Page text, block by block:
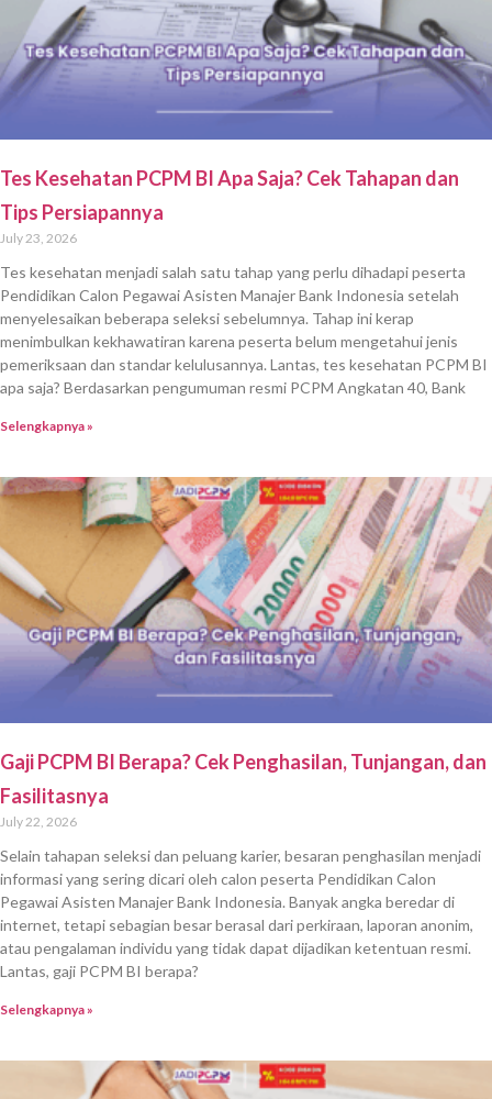
Tes Kesehatan PCPM BI Apa Saja? Cek Tahapan dan
Tips Persiapannya
July 23, 2026
Tes kesehatan menjadi salah satu tahap yang perlu dihadapi peserta
Pendidikan Calon Pegawai Asisten Manajer Bank Indonesia setelah
menyelesaikan beberapa seleksi sebelumnya. Tahap ini kerap
menimbulkan kekhawatiran karena peserta belum mengetahui jenis
pemeriksaan dan standar kelulusannya. Lantas, tes kesehatan PCPM BI
apa saja? Berdasarkan pengumuman resmi PCPM Angkatan 40, Bank
Selengkapnya »
Gaji PCPM BI Berapa? Cek Penghasilan, Tunjangan, dan
Fasilitasnya
July 22, 2026
Selain tahapan seleksi dan peluang karier, besaran penghasilan menjadi
informasi yang sering dicari oleh calon peserta Pendidikan Calon
Pegawai Asisten Manajer Bank Indonesia. Banyak angka beredar di
internet, tetapi sebagian besar berasal dari perkiraan, laporan anonim,
atau pengalaman individu yang tidak dapat dijadikan ketentuan resmi.
Lantas, gaji PCPM BI berapa?
Selengkapnya »